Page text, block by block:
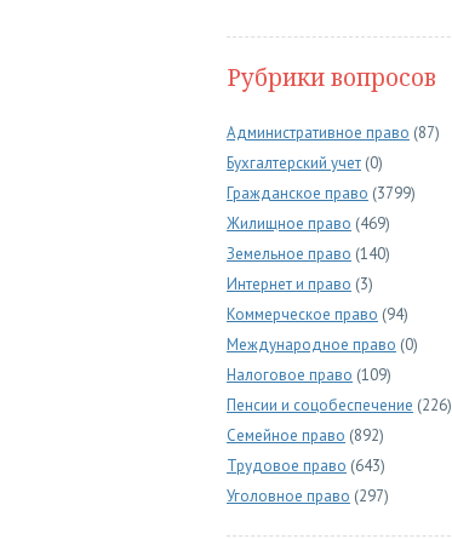
Рубрики вопросов
Административное право (87)
Бухгалтерский учет (0)
Гражданское право (3799)
Жилищное право (469)
Земельное право (140)
Интернет и право (3)
Коммерческое право (94)
Международное право (0)
Налоговое право (109)
Пенсии и соцобеспечение (226)
Семейное право (892)
Трудовое право (643)
Уголовное право (297)